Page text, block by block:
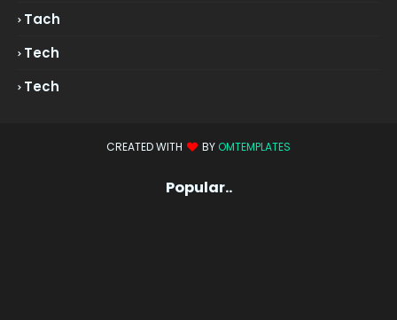
Tach
Tech
Tech
CREATED WITH BY OMTEMPLATES
Popular..